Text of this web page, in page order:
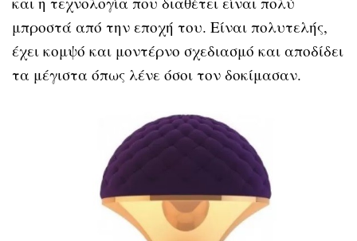
μπροστά από την εποχή του. Eίναι πολυτελής,
έχει κομψό και μοντέρνο σχεδιασμό και αποδίδει
τα μέγιστα όπως λένε όσοι τον δοκίμασαν.